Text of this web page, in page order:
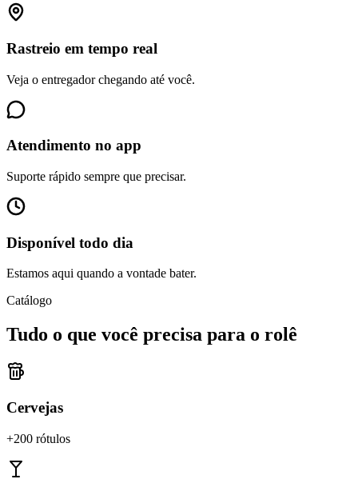
Rastreio em tempo real
Veja o entregador chegando até você.
Atendimento no app
Suporte rápido sempre que precisar.
Disponível todo dia
Estamos aqui quando a vontade bater.
Catálogo
Tudo o que você precisa para o rolê
Cervejas
+200 rótulos